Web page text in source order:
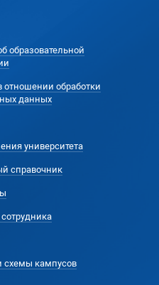
образовательной
отношении обработки
данных
университета
справочник
схемы кампусов